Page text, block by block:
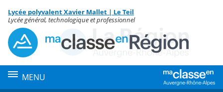
Menu de la rubrique
Contenu
Lycée polyvalent Xavier Mallet | Le Teil
Lycée général, technologique et professionnel
MENU